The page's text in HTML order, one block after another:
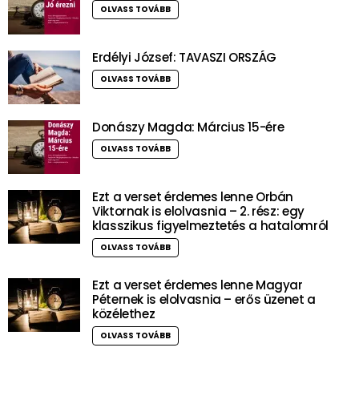
OLVASS TOVÁBB
Erdélyi József: TAVASZI ORSZÁG
OLVASS TOVÁBB
Donászy Magda: Március 15-ére
OLVASS TOVÁBB
Ezt a verset érdemes lenne Orbán
Viktornak is elolvasnia – 2. rész: egy
klasszikus figyelmeztetés a hatalomról
OLVASS TOVÁBB
Ezt a verset érdemes lenne Magyar
Péternek is elolvasnia – erős üzenet a
közélethez
OLVASS TOVÁBB